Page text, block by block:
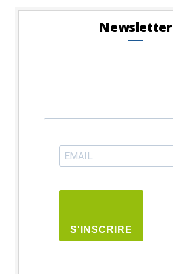
Newsletter
S'INSCRIRE